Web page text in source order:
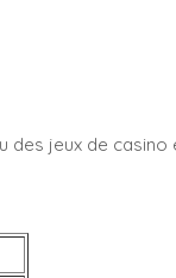
jeux de